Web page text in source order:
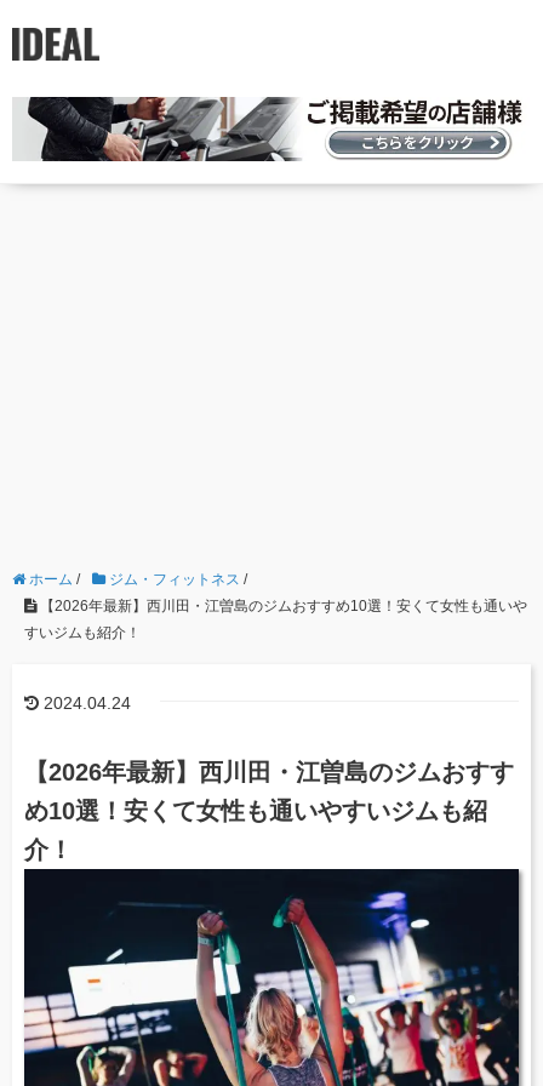
ホーム / ジム・フィットネス /
【2026年最新】西川田・江曽島のジムおすすめ10選！安くて女性も通いや
すいジムも紹介！
2024.04.24
【2026年最新】西川田・江曽島のジムおすす
め10選！安くて女性も通いやすいジムも紹
介！